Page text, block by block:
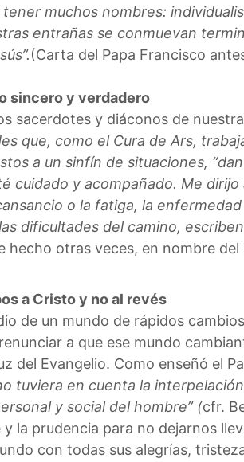
muchos nombres:
entrañas se conmuevan
(Carta del Papa Francisco
sincero y verdadero
sacerdotes y diáconos de
que, como el Cura de Ars,
a un sinfín de situaciones,
cuidado y acompañado. Me
o la fatiga, la
dificultades del camino,
hecho otras veces, en nombre
a Cristo y no al revés
de un mundo de rápidos
a que ese mundo
del Evangelio. Como enseñó el
tuviera en cuenta la
y social del hombre” (cfr.
y la prudencia para no dejarnos
con todas sus alegrías,